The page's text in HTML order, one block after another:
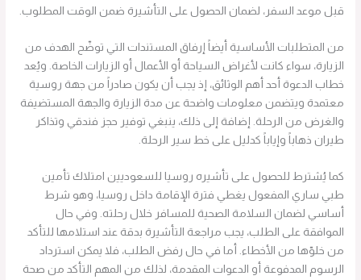
قبل موعد السفر، لضمان الحصول على التأشيرة ضمن الوقت المطلوب.
من المتطلبات الأساسية أيضاً إرفاق المستندات التي توضّح الهدف من
الزيارة، سواء كانت لأغراض السياحة أو الأعمال أو الزيارات الخاصة. ويُعد
خطاب الدعوة أحد أهم الوثائق، إذ يجب أن يكون صادراً من جهة روسية
معتمدة ويتضمن معلومات واضحة عن مدة الزيارة والجهة المستضيفة
والغرض من الرحلة. إضافة إلى ذلك، ينبغي توفير حجز فندقي وتذاكر
طيران ذهاباً وإياباً كدليل على خط سير الرحلة.
كما يُشترط للحصول على تأشيره روسيا للسعوديين امتلاك تأمين
طبي ساري المفعول يغطي فترة الإقامة داخل روسيا، وهو شرط
أساسي لضمان السلامة الصحية للمسافر خلال رحلته. وفي حال
الموافقة على الطلب، يجب مراجعة التأشيرة بدقة عند استلامها للتأكد
من خلوّها من الأخطاء. أما في حال رفض الطلب، فلا يمكن استرداد
الرسوم المدفوعة أو الدعوات المقدمة، لذلك من المهم التأكد من صحة